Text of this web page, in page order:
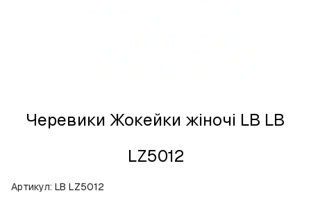
Черевики Жокейки жіночі LB LB
LZ5012
Артикул: LB LZ5012